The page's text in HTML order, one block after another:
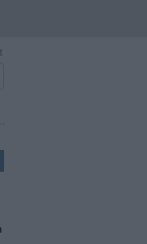
un detenuto